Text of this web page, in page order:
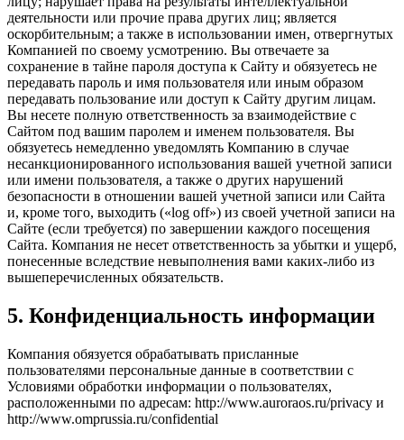
деятельности или прочие права других лиц; является
оскорбительным; а также в использовании имен, отвергнутых
Компанией по своему усмотрению. Вы отвечаете за
сохранение в тайне пароля доступа к Сайту и обязуетесь не
передавать пароль и имя пользователя или иным образом
передавать пользование или доступ к Сайту другим лицам.
Вы несете полную ответственность за взаимодействие с
Сайтом под вашим паролем и именем пользователя. Вы
обязуетесь немедленно уведомлять Компанию в случае
несанкционированного использования вашей учетной записи
или имени пользователя, а также о других нарушений
безопасности в отношении вашей учетной записи или Сайта
и, кроме того, выходить («log off») из своей учетной записи на
Сайте (если требуется) по завершении каждого посещения
Сайта. Компания не несет ответственность за убытки и ущерб,
понесенные вследствие невыполнения вами каких-либо из
вышеперечисленных обязательств.
5. Конфиденциальность информации
Компания обязуется обрабатывать присланные
пользователями персональные данные в соответствии с
Условиями обработки информации о пользователях,
расположенными по адресам: http://www.auroraos.ru/privacy и
http://www.omprussia.ru/confidential